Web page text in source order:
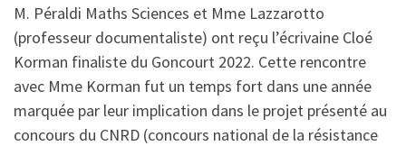
M. Péraldi Maths Sciences et Mme Lazzarotto
(professeur documentaliste) ont reçu l’écrivaine Cloé
Korman finaliste du Goncourt 2022. Cette rencontre
avec Mme Korman fut un temps fort dans une année
marquée par leur implication dans le projet présenté au
concours du CNRD (concours national de la résistance